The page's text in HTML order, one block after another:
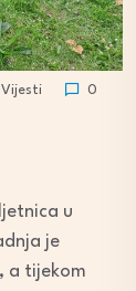
Vijesti 0
u
je
a tijekom